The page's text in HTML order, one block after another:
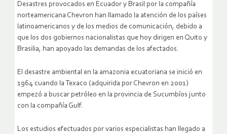
Desastres provocados en Ecuador y Brasil por la compañía
norteamericana Chevron han llamado la atención de los países
latinoamericanos y de los medios de comunicación, debido a
que los dos gobiernos nacionalistas que hoy dirigen en Quito y
Brasilia, han apoyado las demandas de los afectados.
El desastre ambiental en la amazonia ecuatoriana se inició en
1964 cuando la Texaco (adquirida por Chevron en 2001)
empezó a buscar petróleo en la provincia de Sucumbíos junto
con la compañía Gulf.
Los estudios efectuados por varios especialistas han llegado a